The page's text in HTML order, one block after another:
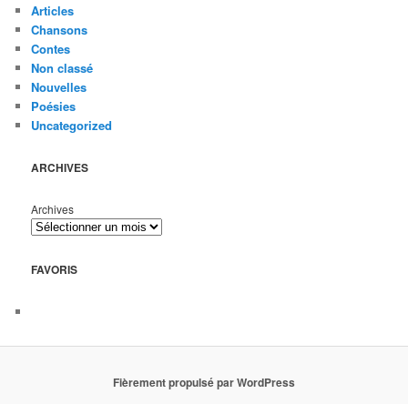
Articles
Chansons
Contes
Non classé
Nouvelles
Poésies
Uncategorized
ARCHIVES
Archives
FAVORIS
Fièrement propulsé par WordPress